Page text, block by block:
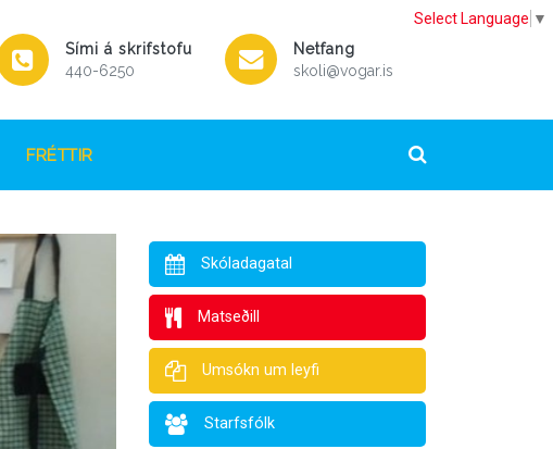
Select Language ▼
Sími á skrifstofu
440-6250
Netfang
skoli@vogar.is
FRÉTTIR
Skóladagatal
Matseðill
Umsókn um leyfi
Starfsfólk